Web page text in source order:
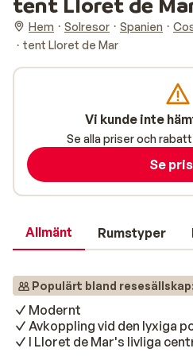
Hem Solresor Spanien
tent Lloret de Mar
Allmänt Rumstyper
Populärt bland
Modernt
Avkoppling vid den lyxiga
I Lloret de Mar's livliga
Vi kunde inte
Se alla priser och
Se